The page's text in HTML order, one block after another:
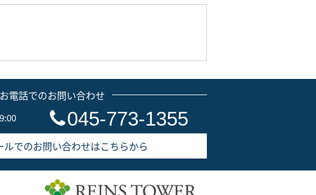
お電話でのお問い合わせ
045-773-1355
ルでのお問い合わせはこちらから